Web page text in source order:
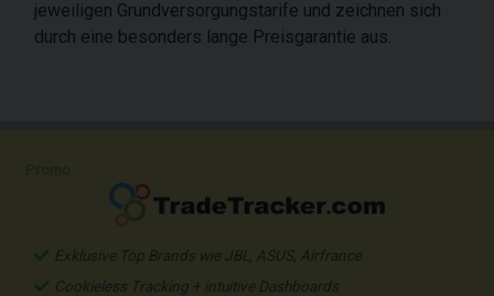
jeweiligen Grundversorgungstarife und zeichnen sich
durch eine besonders lange Preisgarantie aus.
Exklusive Top Brands wie JBL, ASUS, Airfrance
Cookieless Tracking + intuitive Dashboards